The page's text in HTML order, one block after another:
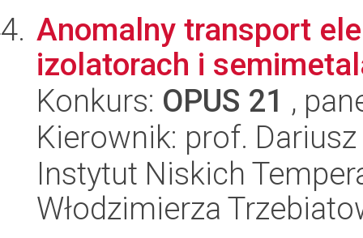
Anomalny transport
izolatorach i
Konkurs: OPUS 21 ,
Kierownik: prof.
Instytut Niskich
Włodzimierza